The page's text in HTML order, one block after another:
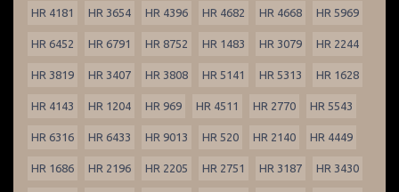
HR 4181 HR 3654 HR 4396 HR 4682 HR 4668 HR 5969
HR 6452 HR 6791 HR 8752 HR 1483 HR 3079 HR 2244
HR 3819 HR 3407 HR 3808 HR 5141 HR 5313 HR 1628
HR 4143 HR 1204 HR 969 HR 4511 HR 2770 HR 5543
HR 6316 HR 6433 HR 9013 HR 520 HR 2140 HR 4449
HR 1686 HR 2196 HR 2205 HR 2751 HR 3187 HR 3430